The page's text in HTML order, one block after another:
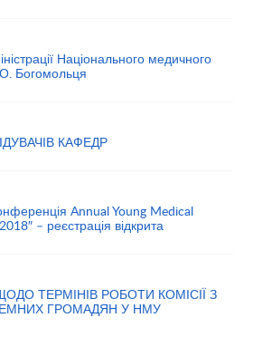
Національного медичного
Богомольця
КАФЕДР
Annual Young Medical
– реєстрація відкрита
ТЕРМІНІВ РОБОТИ КОМІСІЇ З
ГРОМАДЯН У НМУ